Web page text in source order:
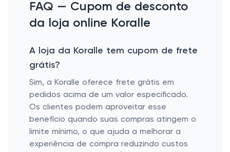
FAQ — Cupom de desconto
da loja online Koralle
A loja da Koralle tem cupom de frete
grátis?
Sim, a Koralle oferece frete grátis em
pedidos acima de um valor especificado.
Os clientes podem aproveitar esse
benefício quando suas compras atingem o
limite mínimo, o que ajuda a melhorar a
experiência de compra reduzindo custos